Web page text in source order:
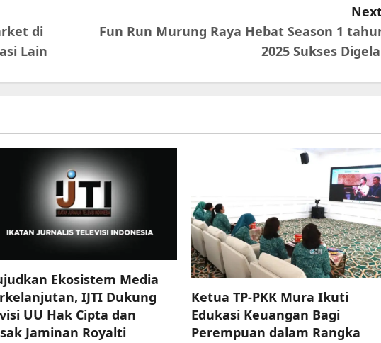
di
Lain
Fun Run Murung Raya Hebat Season 1
2025 Sukses
Ekosistem Media
IJTI Dukung
UU Hak Cipta dan
Jaminan Royalti
Ketua TP-PKK Mura Ikuti
Edukasi Keuangan Bagi
Perempuan dalam Rangka